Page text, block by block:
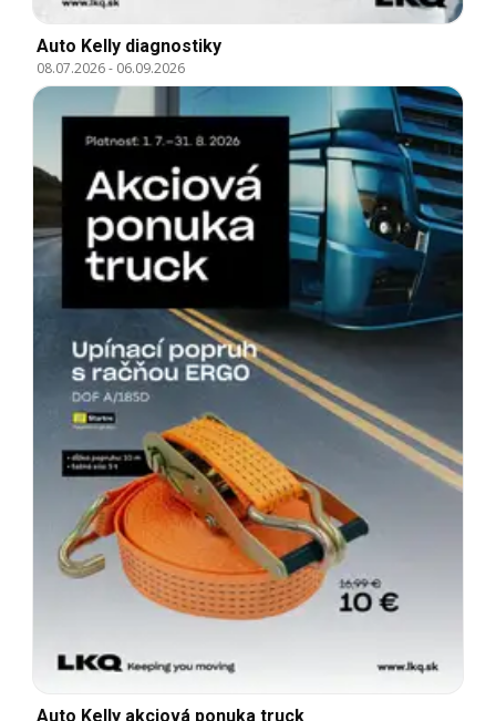
Auto Kelly diagnostiky
08.07.2026- 06.09.2026
Auto Kelly akciová ponuka truck